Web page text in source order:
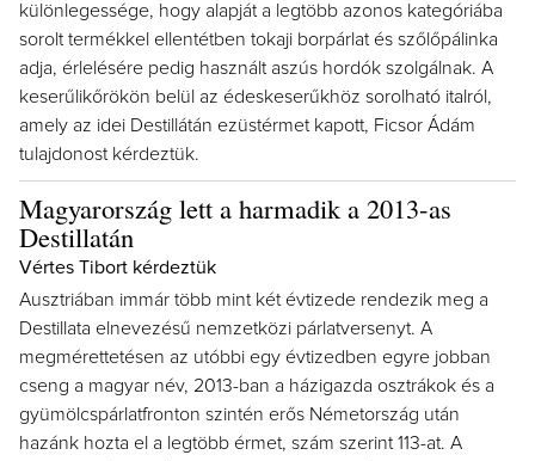
különlegessége, hogy alapját a legtöbb azonos kategóriába
sorolt termékkel ellentétben tokaji borpárlat és szőlőpálinka
adja, érlelésére pedig használt aszús hordók szolgálnak. A
keserűlikőrökön belül az édeskeserűkhöz sorolható italról,
amely az idei Destillátán ezüstérmet kapott, Ficsor Ádám
tulajdonost kérdeztük.
Magyarország lett a harmadik a 2013-as
Destillatán
Vértes Tibort kérdeztük
Ausztriában immár több mint két évtizede rendezik meg a
Destillata elnevezésű nemzetközi párlatversenyt. A
megmérettetésen az utóbbi egy évtizedben egyre jobban
cseng a magyar név, 2013-ban a házigazda osztrákok és a
gyümölcspárlatfronton szintén erős Németország után
hazánk hozta el a legtöbb érmet, szám szerint 113-at. A